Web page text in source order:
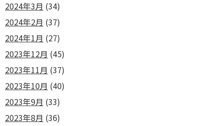
2024年3月 (34)
2024年2月 (37)
2024年1月 (27)
2023年12月 (45)
2023年11月 (37)
2023年10月 (40)
2023年9月 (33)
2023年8月 (36)